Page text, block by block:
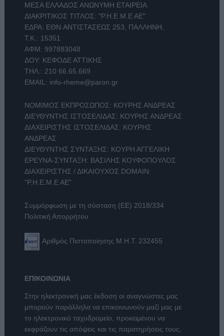
ΜΕΣΑ ΕΛΛΑΔΟΣ ΑΝΩΝΥΜΗ ΕΤΑΙΡΕΙΑ
ΔΙΑΚΡΙΤΙΚΟΣ ΤΙΤΛΟΣ: "Ρ.Η.Ε.Μ.Ε ΑΕ"
ΕΔΡΑ: ΕΘΝ.ΑΝΤΙΣΤΑΣΕΩΣ 253, ΠΑΛΛΗΝΗ,
Τ.Κ.: 15351
ΑΦΜ: 997883048
ΔΟΥ: ΚΕΦΟΔΕ ΑΤΤΙΚΗΣ
ΤΗΛ.: 210 66.65.669
EMAIL: info-rheme@paron.gr
ΝΟΜΙΜΟΣ ΕΚΠΡΟΣΩΠΟΣ: ΚΟΥΡΗΣ ΑΝΔΡΕΑΣ
ΔΙΕΥΘΥΝΤΗΣ ΙΣΤΟΣΕΛΙΔΑΣ: ΚΟΥΡΗΣ ΑΝΔΡΕΑΣ
ΔΙΑΧΕΙΡΙΣΤΗΣ ΙΣΤΟΣΕΛΙΔΑΣ: ΚΟΥΡΗΣ
ΑΝΔΡΕΑΣ
ΔΙΕΥΘΥΝΤΗΣ ΣΥΝΤΑΞΗΣ: ΚΟΥΡΗ ΑΓΓΕΛΙΚΗ
ΕΡΕΥΝΑ-ΣΥΝΤΑΞΗ: ΒΑΣΙΛΗΣ ΚΟΥΦΟΠΟΥΛΟΣ
ΔΙΑΧΕΙΡΙΣΤΗΣ / ΔΙΚΑΙΟΥΧΟΣ DOMAIN:
"Ρ.Η.Ε.Μ.Ε ΑΕ"
Συμμόρφωση με τη σύσταση (ΕΕ) 2018/334
Πολιτική Απορρήτου
Αριθμός Πιστοποίησης Μ.Η.Τ. 232455
ΕΠΙΚΟΙΝΩΝΙΑ
Στην ηλεκτρονική μας έκδοση οι αναγνώστες μας
μπορούν παράλληλα να επικοινωνούν μαζί μας με
το ηλεκτρονικό ταχυδρομείο, προκειμένου να
εκφράζουν τις απόψεις και τις παρατηρήσεις τους,